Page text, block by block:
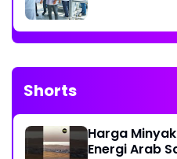
Shorts
Harga
Energi Arab